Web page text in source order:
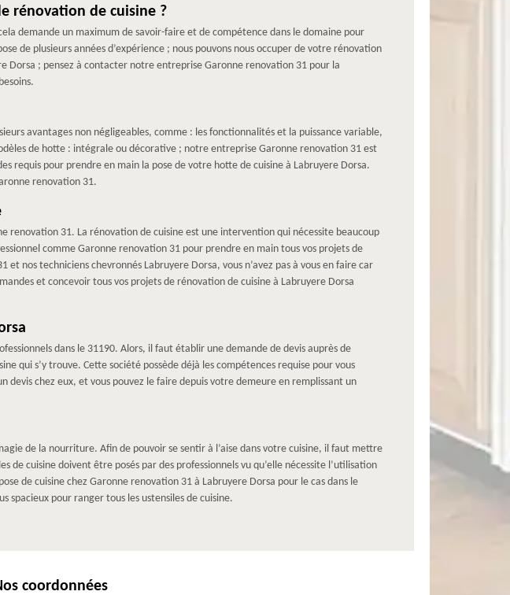
rénovation de cuisine ?
demande un maximum de savoir-faire et de compétence dans le domaine pour
de plusieurs années d’expérience ; nous pouvons nous occuper de votre rénovation
Dorsa ; pensez à contacter notre entreprise Garonne renovation 31 pour la
avantages non négligeables, comme : les fonctionnalités et la puissance variable,
de hotte : intégrale ou décorative ; notre entreprise Garonne renovation 31 est
requis pour prendre en main la pose de votre hotte de cuisine à Labruyere Dorsa.
renovation 31.
renovation 31. La rénovation de cuisine est une intervention qui nécessite beaucoup
comme Garonne renovation 31 pour prendre en main tous vos projets de
nos techniciens chevronnés Labruyere Dorsa, vous n’avez pas à vous en faire car
et concevoir tous vos projets de rénovation de cuisine à Labruyere Dorsa
dans le 31190. Alors, il faut établir une demande de devis auprès de
qui s’y trouve. Cette société possède déjà les compétences requise pour vous
devis chez eux, et vous pouvez le faire depuis votre demeure en remplissant un
de la nourriture. Afin de pouvoir se sentir à l’aise dans votre cuisine, il faut mettre
cuisine doivent être posés par des professionnels vu qu’elle nécessite l’utilisation
de cuisine chez Garonne renovation 31 à Labruyere Dorsa pour le cas dans le
spacieux pour ranger tous les ustensiles de cuisine.
coordonnées